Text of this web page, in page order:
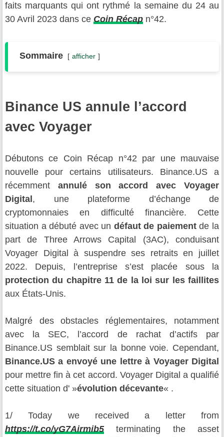
faits marquants qui ont rythmé la semaine du 24 au
30 Avril 2023 dans ce Coin Récap n°42.
Sommaire afficher
Binance US annule l’accord
avec Voyager
Débutons ce Coin Récap n°42 par une mauvaise
nouvelle pour certains utilisateurs. Binance.US a
récemment annulé son accord avec Voyager
Digital , une plateforme d’échange de
cryptomonnaies en difficulté financière. Cette
situation a débuté avec un défaut de paiementde la
part de Three Arrows Capital (3AC), conduisant
Voyager Digital à suspendre ses retraits en juillet
2022. Depuis, l’entreprise s’est placée sous la
protection du chapitre 11 de la loi sur les faillites
aux États-Unis.
Malgré des obstacles réglementaires, notamment
avec la SEC, l’accord de rachat d’actifs par
Binance.US semblait sur la bonne voie. Cependant,
Binance.US a envoyé une lettre à Voyager Digital
pour mettre fin à cet accord. Voyager Digital a qualifié
cette situation d' »évolution décevante« .
1/ Today we received a letter from
https://t.co/yG7Airmib5terminating the asset